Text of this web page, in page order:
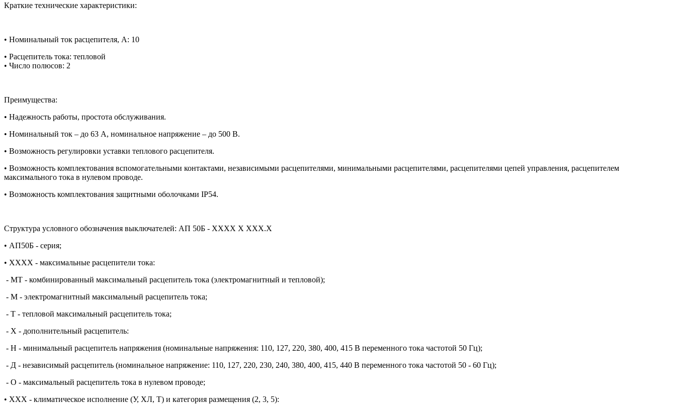
Краткие технические характеристики:
• Номинальный ток расцепителя, А: 10
• Расцепитель тока: тепловой
• Число полюсов: 2
Преимущества:
• Надежность работы, простота обслуживания.
• Номинальный ток – до 63 А, номинальное напряжение – до 500 В.
• Возможность регулировки уставки теплового расцепителя.
• Возможность комплектования вспомогательными контактами, независимыми расцепителями, минимальными расцепителями, расцепителями цепей управления, расцепителем
максимального тока в нулевом проводе.
• Возможность комплектования защитными оболочками IP54.
Структура условного обозначения выключателей: АП 50Б - ХХХХ Х ХХХ.Х
• АП50Б - серия;
• ХХХХ - максимальные расцепители тока:
- МТ - комбинированный максимальный расцепитель тока (электромагнитный и тепловой);
- М - электромагнитный максимальный расцепитель тока;
- Т - тепловой максимальный расцепитель тока;
- Х - дополнительный расцепитель:
- Н - минимальный расцепитель напряжения (номинальные напряжения: 110, 127, 220, 380, 400, 415 В переменного тока частотой 50 Гц);
- Д - независимый расцепитель (номинальное напряжение: 110, 127, 220, 230, 240, 380, 400, 415, 440 В переменного тока частотой 50 - 60 Гц);
- О - максимальный расцепитель тока в нулевом проводе;
• ХХХ - климатическое исполнение (У, ХЛ, Т) и категория размещения (2, 3, 5):